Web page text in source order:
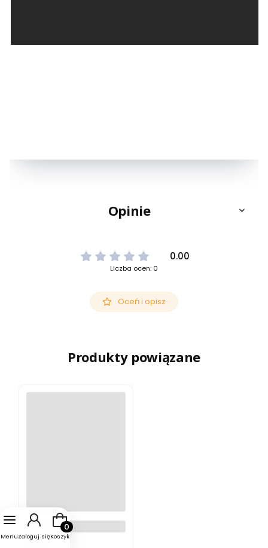
Opinie
0.00
Liczba ocen: 0
Oceń i opisz
Produkty powiązane
Kamera Sony PXW-FX6
SONY
MenuZaloguj się
Produkty w koszyku: 0. Zobacz szczegóły
Koszyk